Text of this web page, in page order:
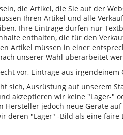
die Artikel, die Sie auf der
Ihren Artikel und alle
Ihre Einträge dürfen nur
enthalten, die für den
Artikel müssen in einer
unserer Wahl überarbeitet
vor, Einträge aus
sich, Ausrüstung auf unserem
akzeptieren wir keine "Lager-"
Hersteller jedoch neue Geräte
deren "Lager" -Bild als eine faire